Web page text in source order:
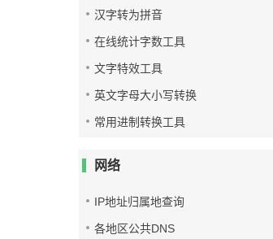
汉字转为拼音
在线统计字数工具
文字特效工具
英文字母大小写转换
常用进制转换工具
网络
IP地址归属地查询
各地区公共DNS